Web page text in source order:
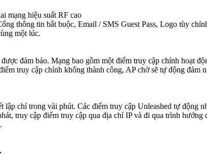
mạng hiệu suất RF cao
thông tin bắt buộc, Email / SMS Guest Pass, Logo tùy
một lúc.
đảm bảo. Mạng bao gồm một điểm truy cập chính hoạt
truy cập chính không thành công, AP chờ sẽ tự động đảm
chỉ trong vài phút. Các điểm truy cập Unleashed tự động
truy cập điểm truy cập qua địa chỉ IP và đi qua trình